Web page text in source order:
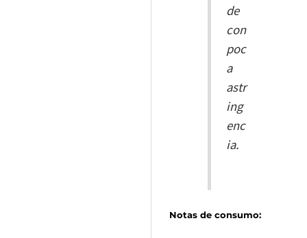
de
con
poc
a
astr
ing
enc
ia.
Notas de consumo: